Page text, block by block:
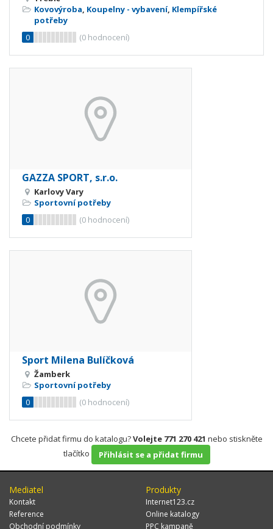
Kovovýroba, Koupelny - vybavení, Klempířské
potřeby
0
(0 hodnocení)
GAZZA SPORT, s.r.o.
Karlovy Vary
Sportovní potřeby
0
(0 hodnocení)
Sport Milena Bulíčková
Žamberk
Sportovní potřeby
0
(0 hodnocení)
Chcete přidat firmu do katalogu?Volejte 771 270 421 nebo stiskněte
tlačítko
Přihlásit se a přidat firmu
Mediatel
Kontakt
Reference
Obchodní podmínky
Produkty
Internet123.cz
Online katalogy
PPC kampaně